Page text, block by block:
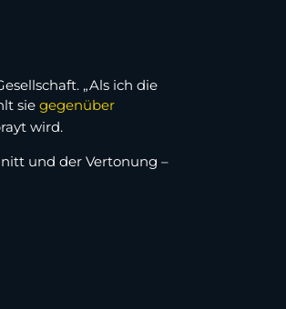
„Als ich die
sie gegenüber
wird.
und der Vertonung –